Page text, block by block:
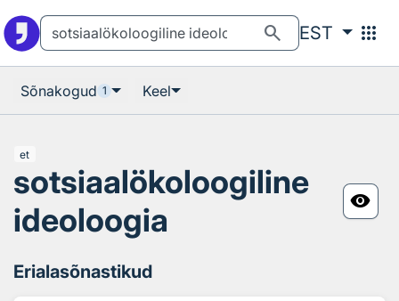
search EST apps
Sõnakogud 1 Keel
et
sotsiaalökoloogiline
ideoloogia
visibility
Erialasõnastikud